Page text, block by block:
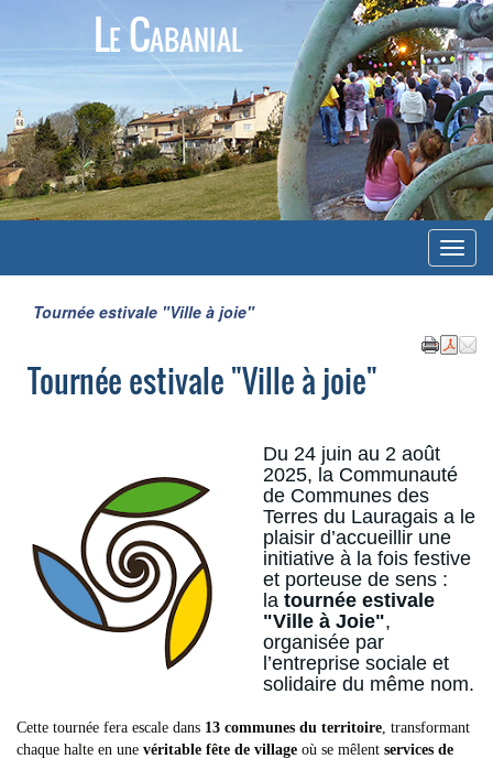
Le Cabanial
Menu
Tournée estivale "Ville à joie"
Tournée estivale "Ville à joie"
Du 24 juin au 2 août
2025, la Communauté
de Communes des
Terres du Lauragais a le
plaisir d’accueillir une
initiative à la fois festive
et porteuse de sens :
la tournée estivale
"Ville à Joie",
organisée par
l’entreprise sociale et
solidaire du même nom.
Cette tournée fera escale dans 13 communes du territoire, transformant
chaque halte en une véritable fête de village où se mêlent services de